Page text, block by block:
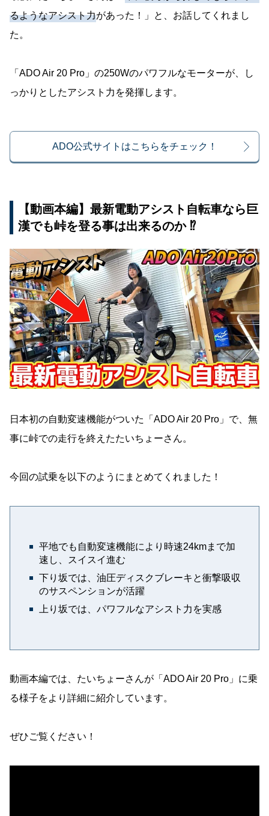
るようなアシスト力があった！」と、お話してくれまし
た。
「ADO Air 20 Pro」の250Wのパワフルなモーターが、し
っかりとしたアシスト力を発揮します。
ADO公式サイトはこちらをチェック！
【動画本編】最新電動アシスト自転車なら巨
漢でも峠を登る事は出来るのか ⁉︎
日本初の自動変速機能がついた「ADO Air 20 Pro」で、無
事に峠での走行を終えたたいちょーさん。
今回の試乗を以下のようにまとめてくれました！
平地でも自動変速機能により時速24kmまで加
速し、スイスイ進む
下り坂では、油圧ディスクブレーキと衝撃吸収
のサスペンションが活躍
上り坂では、パワフルなアシスト力を実感
動画本編では、たいちょーさんが「ADO Air 20 Pro」に乗
る様子をより詳細に紹介しています。
ぜひご覧ください！